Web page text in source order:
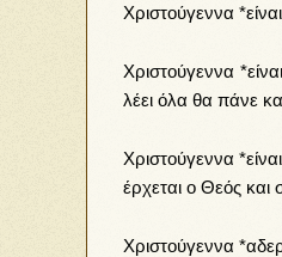
Χριστούγεννα
Χριστούγεννα
λέει όλα θα πάνε
Χριστούγεννα
έρχεται ο Θεός
Χριστούγεννα